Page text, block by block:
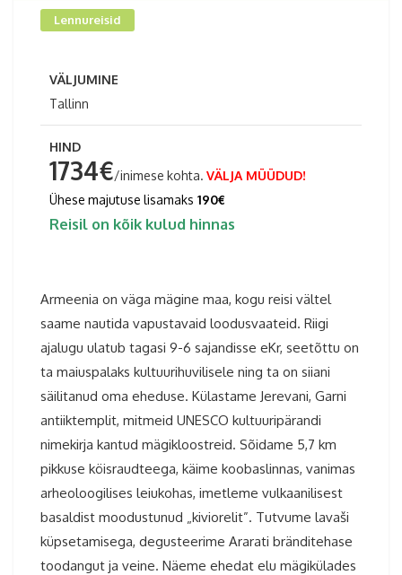
Lennureisid
VÄLJUMINE
Tallinn
HIND
1734€/inimese kohta. VÄLJA MÜÜDUD!
Ühese majutuse lisamaks 190€
Reisil on kõik kulud hinnas
Armeenia on väga mägine maa, kogu reisi vältel
saame nautida vapustavaid loodusvaateid. Riigi
ajalugu ulatub tagasi 9-6 sajandisse eKr, seetõttu on
ta maiuspalaks kultuurihuvilisele ning ta on siiani
säilitanud oma eheduse. Külastame Jerevani, Garni
antiiktemplit, mitmeid UNESCO kultuuripärandi
nimekirja kantud mägikloostreid. Sõidame 5,7 km
pikkuse köisraudteega, käime koobaslinnas, vanimas
arheoloogilises leiukohas, imetleme vulkaanilisest
basaldist moodustunud „kiviorelit”. Tutvume lavaši
küpsetamisega, degusteerime Ararati bränditehase
toodangut ja veine. Näeme ehedat elu mägikülades